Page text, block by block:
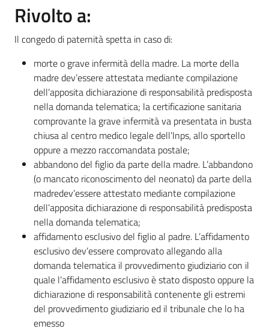
Newsletter
Rivolto a:
Il congedo di paternità spetta in caso di:
morte o grave infermità della madre. La morte della
madre dev’essere attestata mediante compilazione
dell’appositadichiarazione di responsabilità predisposta
nella domanda telematica; la certificazione sanitaria
comprovante la grave infermità va presentata in busta
chiusa al centro medico legale dell’Inps, allo sportello
oppure a mezzo raccomandata postale;
abbandono del figlio da parte della madre. L’abbandono
(o mancato riconoscimento del neonato) da parte della
madredev’essere attestato mediante compilazione
dell’apposita dichiarazione di responsabilità predisposta
nella domanda telematica;
affidamento esclusivo del figlio al padre. L’affidamento
esclusivo dev’essere comprovato allegando alla
domanda telematica il provvedimento giudiziario con il
quale l’affidamento esclusivo è stato disposto oppure la
dichiarazione di responsabilità contenente gli estremi
del provvedimento giudiziario ed il tribunale che lo ha
emesso